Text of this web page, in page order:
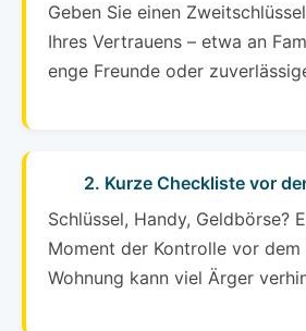
Geben Sie einen
Ihres Vertrauens – etwa an
enge Freunde oder
2. Kurze Checkliste vor
Schlüssel, Handy, Geldbörse?
Moment der Kontrolle vor dem
Wohnung kann viel Ärger